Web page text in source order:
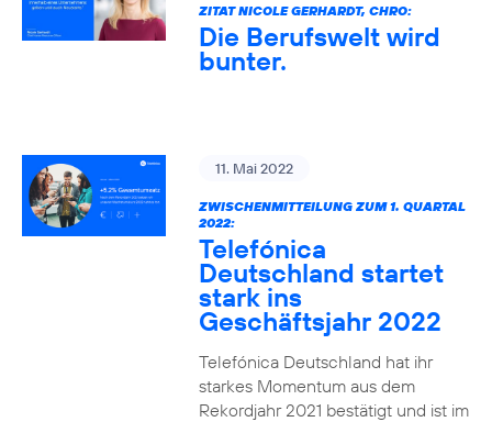
ZITAT NICOLE GERHARDT, CHRO:
Die Berufswelt wird
bunter.
11. Mai 2022
ZWISCHENMITTEILUNG ZUM 1. QUARTAL
2022:
Telefónica
Deutschland startet
stark ins
Geschäftsjahr 2022
Telefónica Deutschland hat ihr
starkes Momentum aus dem
Rekordjahr 2021 bestätigt und ist im